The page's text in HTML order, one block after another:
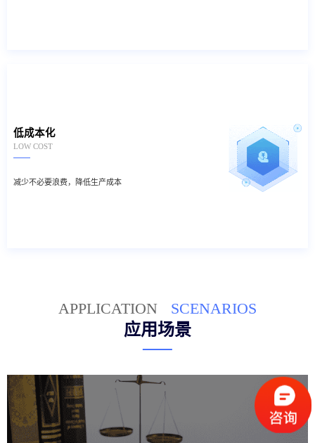
低成本化
LOW COST
减少不必要浪费，降低生产成本
APPLICATION SCENARIOS
应用场景